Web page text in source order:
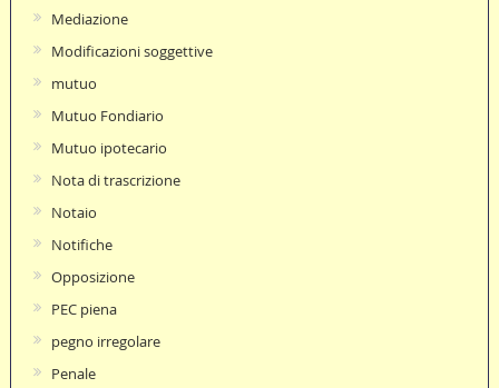
Mediazione
Modificazioni soggettive
mutuo
Mutuo Fondiario
Mutuo ipotecario
Nota di trascrizione
Notaio
Notifiche
Opposizione
PEC piena
pegno irregolare
Penale